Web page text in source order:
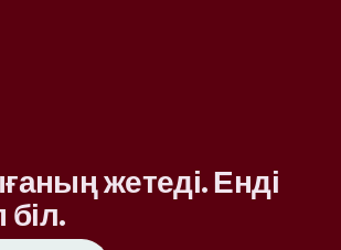
жетеді. Енді
біл.